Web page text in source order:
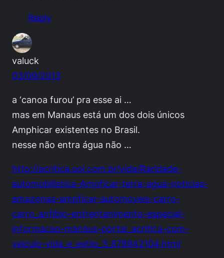
Reply
valuck
03/09/2013
a ‘canoa furou’ pra esse ai …
mas em Manaus está um dos dois únicos
Amphicar existentes no Brasil.
nesse não entra água não …
http://acritica.uol.com.br/vida/Raridade-
automobilistica-Ampficar-terra-agua-noticias-
amazonas-ampficar-automoveis-carro-
carro_anfibio-entrentenimento-especial-
informacao-manaus-portal_acritica-com-
veiculo-vida_e_estilo_3_878942104.html